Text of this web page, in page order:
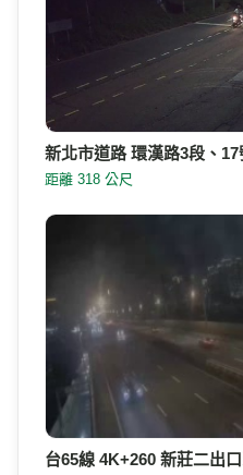
新北市道路 環漢路3段、
距離 318 公尺
台65線 4K+260 新莊二出